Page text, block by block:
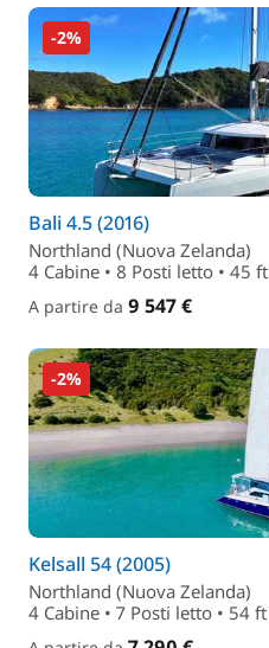
-2%
Bali 4.5 (2016)
Northland (Nuova Zelanda)
4 Cabine • 8 Posti letto • 45 ft
A partire da 9 547 €
-2%
Kelsall 54 (2005)
Northland (Nuova Zelanda)
4 Cabine • 7 Posti letto • 54 ft